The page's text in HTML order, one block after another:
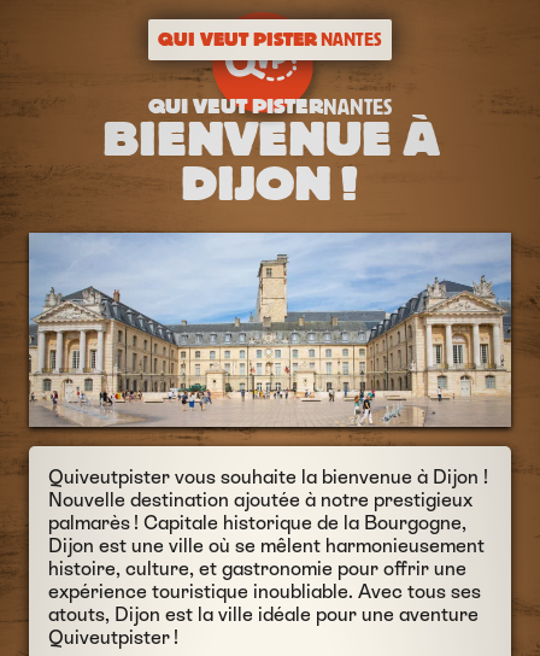
QUI VEUT PISTERNANTES
QUI VEUT PISTERNANTES
BIENVENUE À
DIJON !
Quiveutpister vous souhaite la bienvenue à Dijon !
Nouvelle destination ajoutée à notre prestigieux
palmarès ! Capitale historique de la Bourgogne,
Dijon est une ville où se mêlent harmonieusement
histoire, culture, et gastronomie pour offrir une
expérience touristique inoubliable. Avec tous ses
atouts, Dijon est la ville idéale pour une aventure
Quiveutpister !